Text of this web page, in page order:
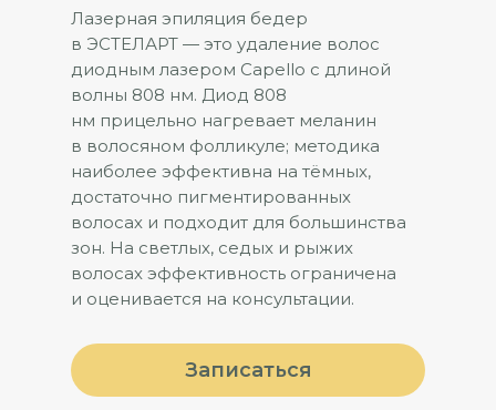
Записаться
Лазерная эпиляция бедер
в ЭСТЕЛАРТ — это удаление волос
диодным лазером Capello с длиной
волны 808 нм. Диод 808
нм прицельно нагревает меланин
в волосяном фолликуле; методика
наиболее эффективна на тёмных,
достаточно пигментированных
волосах и подходит для большинства
зон. На светлых, седых и рыжих
волосах эффективность ограничена
и оценивается на консультации.